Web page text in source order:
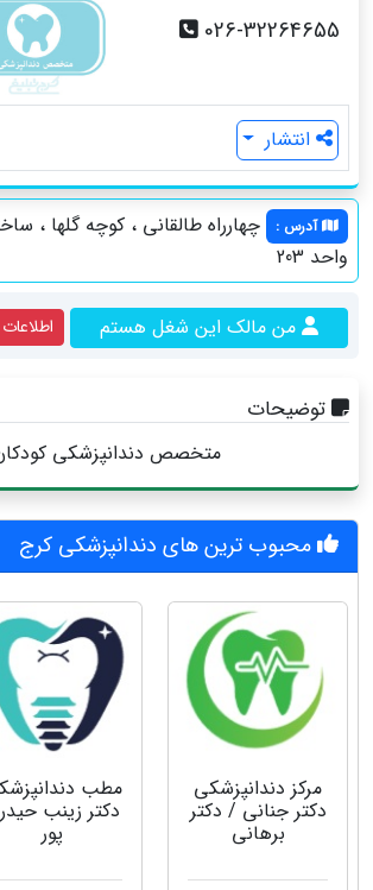
026-32264655
انتشار
آدرس :
چهارراه طالقاني ، کوچه گلها ،
واحد 203
من مالک این شغل هستم
توضیحات
متخصص دندانپزشکی
محبوب ترین های دندانپزشکی کرج
مرکز دندانپزشکی
دکتر جنانی / دکتر
برهانی
مطب
دکتر زینب
پور